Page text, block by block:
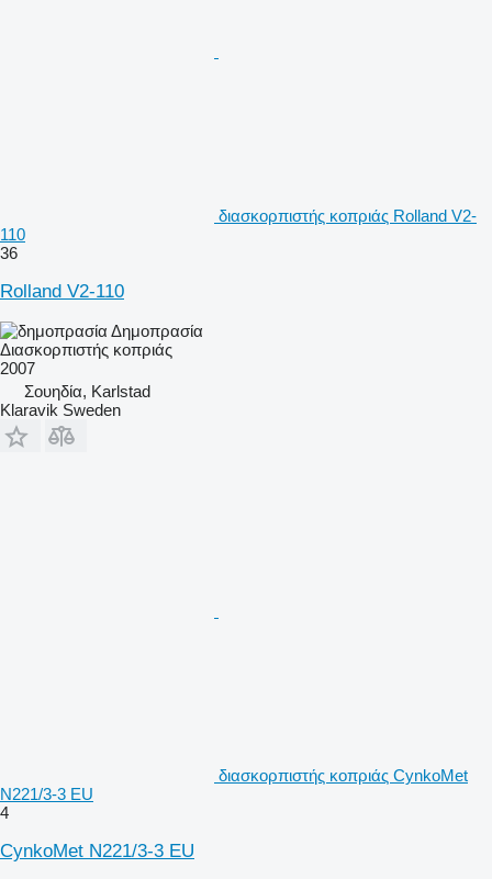
διασκορπιστής κοπριάς Rolland V2-
110
36
Rolland V2-110
Δημοπρασία
Διασκορπιστής κοπριάς
2007
Σουηδία, Karlstad
Klaravik Sweden
διασκορπιστής κοπριάς CynkoMet
N221/3-3 EU
4
CynkoMet N221/3-3 EU